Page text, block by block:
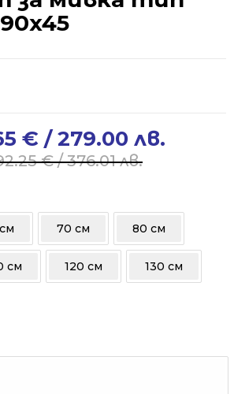
€/ 376.01 лв.
€ / 279.00 лв.
70 см 80 см
см 120 см 130 см